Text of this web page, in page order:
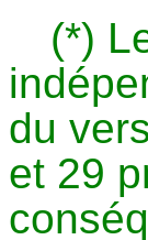
(*)
du
et 29